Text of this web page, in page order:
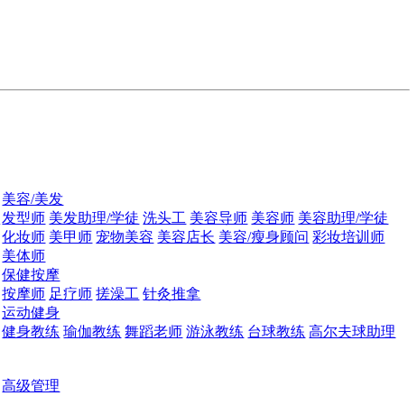
美容/美发
发型师 美发助理/学徒 洗头工 美容导师 美容师 美容助理/学徒
化妆师 美甲师 宠物美容 美容店长 美容/瘦身顾问 彩妆培训师
美体师
保健按摩
按摩师 足疗师 搓澡工 针灸推拿
运动健身
健身教练 瑜伽教练 舞蹈老师 游泳教练 台球教练 高尔夫球助理
高级管理